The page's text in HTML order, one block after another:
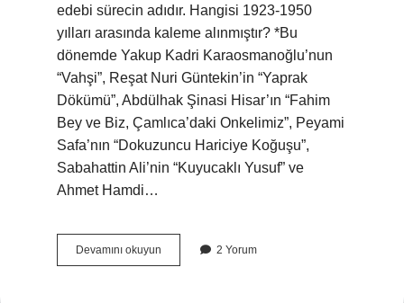
edebi sürecin adıdır. Hangisi 1923-1950
yılları arasında kaleme alınmıştır? *Bu
dönemde Yakup Kadri Karaosmanoğlu’nun
“Vahşi”, Reşat Nuri Güntekin’in “Yaprak
Dökümü”, Abdülhak Şinasi Hisar’ın “Fahim
Bey ve Biz, Çamlıca’daki Onkelimiz”, Peyami
Safa’nın “Dokuzuncu Hariciye Koğuşu”,
Sabahattin Ali’nin “Kuyucaklı Yusuf” ve
Ahmet Hamdi…
Devamını okuyun
1950
2 Yorum